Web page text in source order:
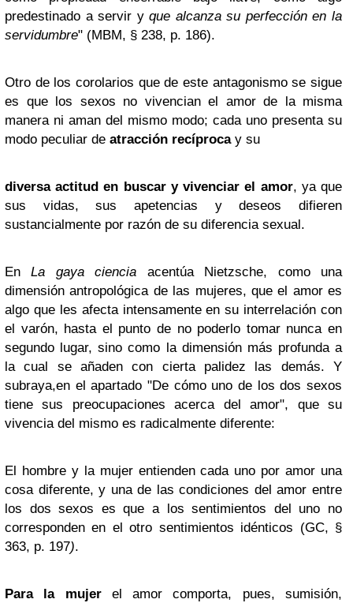
predestinado a servir yque alcanza su perfección en la
servidumbre" (MBM, § 238, p. 186).
Otro de los corolarios que de este antagonismo se sigue
es que los sexos no vivencian el amor de la misma
manera ni aman del mismo modo; cada uno presenta su
modo peculiar de atracción recíproca y su
diversa actitud en buscar y vivenciar el amor, ya que
sus vidas, sus apetencias y deseos difieren
sustancialmente por razón de su diferencia sexual.
EnLa gaya ciencia acentúa Nietzsche, como una
dimensión antropológica de las mujeres, que el amor es
algo que les afecta intensamente en su interrelación con
el varón, hasta el punto de no poderlo tomar nunca en
segundo lugar, sino como la dimensión más profunda a
la cual se añaden con cierta palidez las demás. Y
subraya,en el apartado "De cómo uno de los dos sexos
tiene sus preocupaciones acerca del amor", que su
vivencia del mismo es radicalmente diferente:
El hombre y la mujer entienden cada uno por amor una
cosa diferente, y una de las condiciones del amor entre
los dos sexos es que a los sentimientos del uno no
corresponden en el otro sentimientos idénticos (GC, §
363, p. 197).
Para la mujerel amor comporta, pues, sumisión,